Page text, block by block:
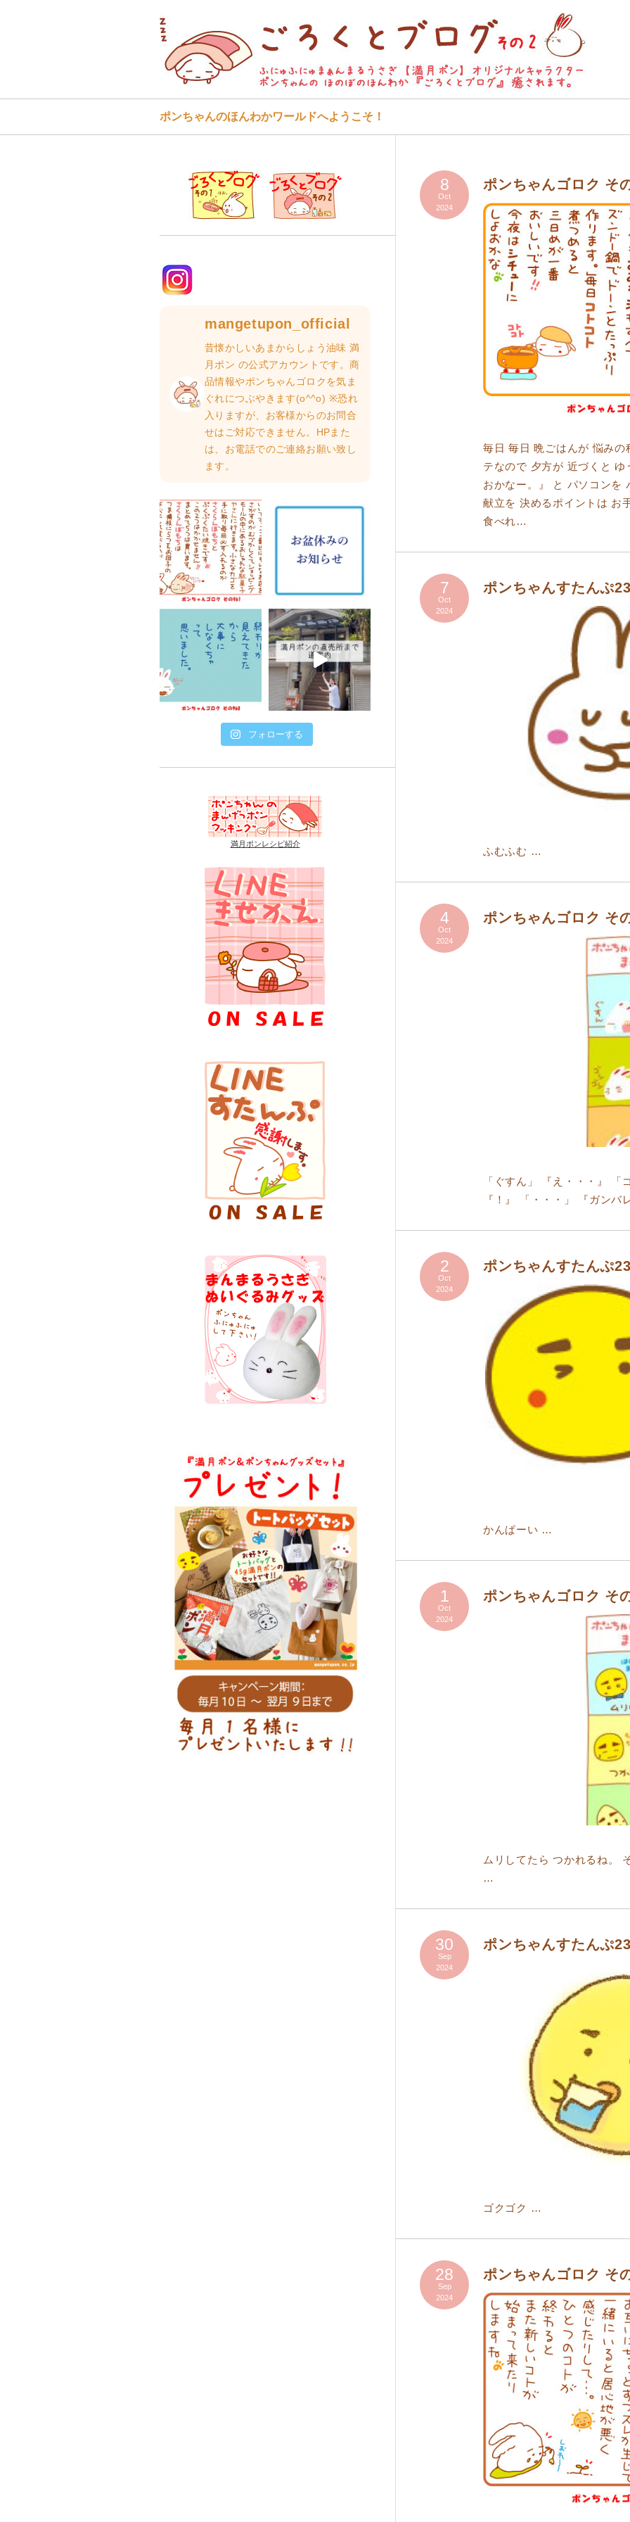
ポンちゃんのほんわかワールドへようこそ！
8
Oct
2024
ポンちゃんゴロク そ
毎日 毎日 晩ごはんが 悩み
テなので 夕方が 近づくと
おかなー。』 と パソコンを
献立を 決めるポイントは お
食べれ…
7
Oct
2024
ポンちゃんすたんぷ
ふむふむ …
4
Oct
2024
ポンちゃんゴロク そ
「ぐすん」 『え・・・』
『！』 「・・・」 『ガン
2
Oct
2024
ポンちゃんすたんぷ
かんぱーい …
1
Oct
2024
ポンちゃんゴロク そ
ムリしてたら つかれるね。
…
30
Sep
2024
ポンちゃんすたんぷ
ゴクゴク …
28
Sep
2024
ポンちゃんゴロク そ
mangetupon_official
昔懐かしいあまからしょう油味 満
月ポン の公式アカウントです。商
品情報やポンちゃんゴロクを気ま
ぐれにつぶやきます(o^^o) ※恐れ
入りますが、お客様からのお問合
せはご対応できません。HPまた
は、お電話でのご連絡お願い致し
ます。
フォローする
満月ポンレシピ紹介